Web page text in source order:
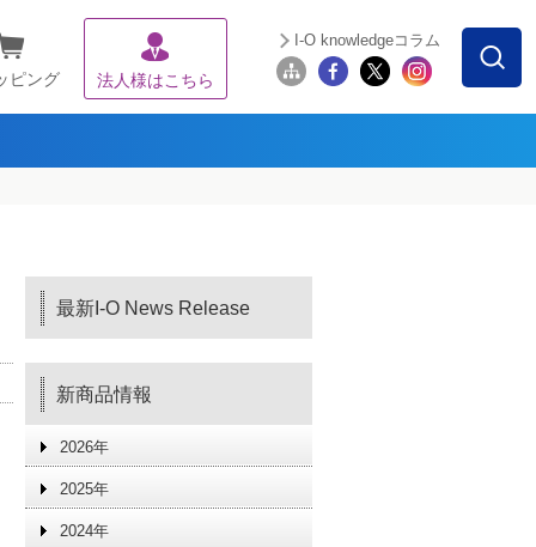
ピング 法人様はこちら
I-O knowledgeコラム
最新I-O News Release
新商品情報
2026年
2025年
2024年